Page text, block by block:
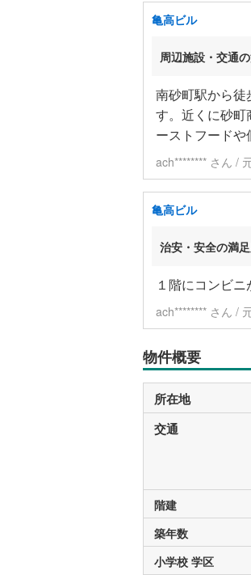
亀高ビル
周辺施設・交通
南砂町駅から
す。近くに砂
ーストフードや
ach******** さん /
亀高ビル
治安・安全の満
１階にコンビ
ach******** さん /
物件概要
所在地
交通
階建
築年数
小学校 学区